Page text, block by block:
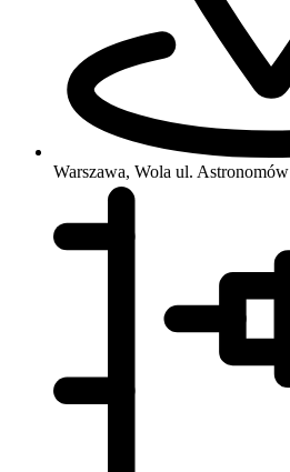
Warszawa, Wola ul. Astronomów